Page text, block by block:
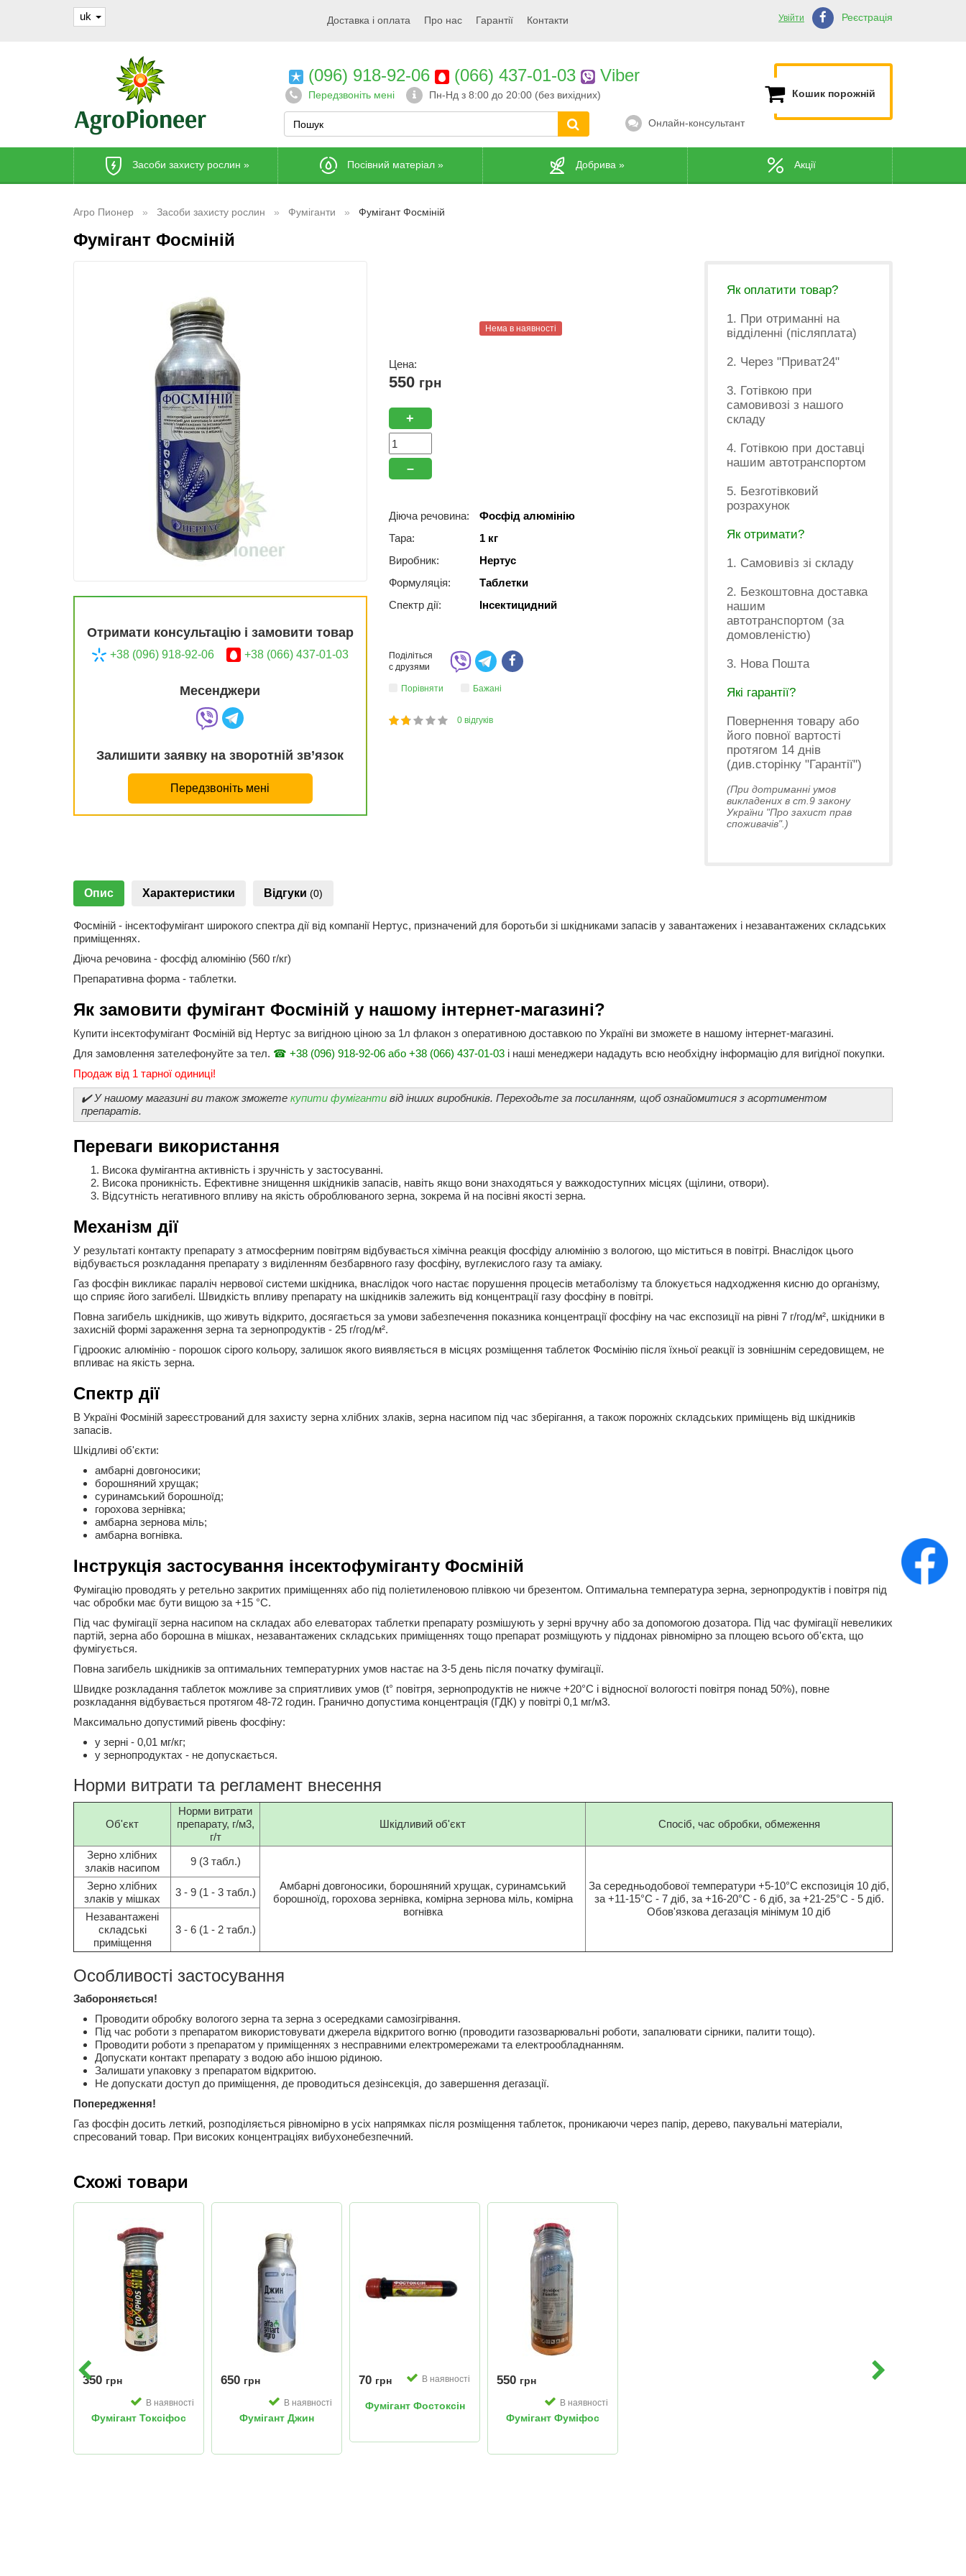
uk Увійти Реєстрація
Доставка і оплата Про нас Гарантії Контакти
(096) 918-92-06 (066) 437-01-03 Viber
Передзвоніть мені Пн-Нд з 8:00 до 20:00 (без вихідних)
Онлайн-консультант
Кошик порожній
Засоби захисту рослин » Посівний матеріал » Добрива » Акції
Агро Пионер Засоби захисту рослин Фуміганти Фумігант Фосміній
Фумігант Фосміній
Отримати консультацію і замовити товар
+38 (096) 918-92-06 +38 (066) 437-01-03
Месенджери
Залишити заявку на зворотній зв’язок
Передзвоніть мені
Нема в наявності
Цена:
550 грн
+
–
Діюча речовина:
Фосфід алюмінію
Тара:
1 кг
Виробник:
Нертус
Формуляція:
Таблетки
Спектр дії:
Інсектицидний
Поділіться
с друзями
Порівняти Бажані
33
1
2
3
4
5 0відгуків
Як оплатити товар?
1. При отриманні на
відділенні (післяплата)
2. Через "Приват24"
3. Готівкою при
самовивозі з нашого
складу
4. Готівкою при доставці
нашим автотранспортом
5. Безготівковий
розрахунок
Як отримати?
1. Самовивіз зі складу
2. Безкоштовна доставка
нашим
автотранспортом (за
домовленістю)
3. Нова Пошта
Які гарантії?
Повернення товару або
його повної вартості
протягом 14 днів
(див.сторінку "Гарантії")
(При дотриманні умов
викладених в ст.9 закону
України "Про захист прав
споживачів".)
Опис Характеристики Відгуки (0)
Фосміній - інсектофумігант широкого спектра дії від компанії Нертус, призначений для боротьби зі шкідниками запасів у завантажених і незавантажених складських
приміщеннях.
Діюча речовина - фосфід алюмінію (560 г/кг)
Препаративна форма - таблетки.
Як замовити фумігант Фосміній у нашому інтернет-магазині?
Купити інсектофумігант Фосміній від Нертус за вигідною ціною за 1л флакон з оперативною доставкою по Україні ви зможете в нашому інтернет-магазині.
Для замовлення зателефонуйте за тел. ☎ +38 (096) 918-92-06 або +38 (066) 437-01-03 і наші менеджери нададуть всю необхідну інформацію для вигідної покупки.
Продаж від 1 тарної одиниці!
✔️ У нашому магазині ви також зможете купити фуміганти від інших виробників. Переходьте за посиланням, щоб ознайомитися з асортиментом
препаратів.
Переваги використання
Висока фумігантна активність і зручність у застосуванні.
Висока проникність. Ефективне знищення шкідників запасів, навіть якщо вони знаходяться у важкодоступних місцях (щілини, отвори).
Відсутність негативного впливу на якість оброблюваного зерна, зокрема й на посівні якості зерна.
Механізм дії
У результаті контакту препарату з атмосферним повітрям відбувається хімічна реакція фосфіду алюмінію з вологою, що міститься в повітрі. Внаслідок цього
відбувається розкладання препарату з виділенням безбарвного газу фосфіну, вуглекислого газу та аміаку.
Газ фосфін викликає параліч нервової системи шкідника, внаслідок чого настає порушення процесів метаболізму та блокується надходження кисню до організму,
що сприяє його загибелі. Швидкість впливу препарату на шкідників залежить від концентрації газу фосфіну в повітрі.
Повна загибель шкідників, що живуть відкрито, досягається за умови забезпечення показника концентрації фосфіну на час експозиції на рівні 7 г/год/м², шкідники в
захисній формі зараження зерна та зернопродуктів - 25 г/год/м².
Гідроокис алюмінію - порошок сірого кольору, залишок якого виявляється в місцях розміщення таблеток Фосмінію після їхньої реакції із зовнішнім середовищем, не
впливає на якість зерна.
Спектр дії
В Україні Фосміній зареєстрований для захисту зерна хлібних злаків, зерна насипом під час зберігання, а також порожніх складських приміщень від шкідників
запасів.
Шкідливі об'єкти:
амбарні довгоносики;
борошняний хрущак;
суринамський борошноїд;
горохова зернівка;
амбарна зернова міль;
амбарна вогнівка.
Інструкція застосування інсектофуміганту Фосміній
Фумігацію проводять у ретельно закритих приміщеннях або під поліетиленовою плівкою чи брезентом. Оптимальна температура зерна, зернопродуктів і повітря під
час обробки має бути вищою за +15 °C.
Під час фумігації зерна насипом на складах або елеваторах таблетки препарату розмішують у зерні вручну або за допомогою дозатора. Під час фумігації невеликих
партій, зерна або борошна в мішках, незавантажених складських приміщеннях тощо препарат розміщують у піддонах рівномірно за площею всього об'єкта, що
фумігується.
Повна загибель шкідників за оптимальних температурних умов настає на 3-5 день після початку фумігації.
Швидке розкладання таблеток можливе за сприятливих умов (t° повітря, зернопродуктів не нижче +20°С і відносної вологості повітря понад 50%), повне
розкладання відбувається протягом 48-72 годин. Гранично допустима концентрація (ГДК) у повітрі 0,1 мг/м3.
Максимально допустимий рівень фосфіну:
у зерні - 0,01 мг/кг;
у зернопродуктах - не допускається.
Норми витрати та регламент внесення
Об'єкт
Норми витрати
препарату, г/м3,
г/т
Шкідливий об'єкт Спосіб, час обробки, обмеження
Зерно хлібних
злаків насипом
9 (3 табл.)
Амбарні довгоносики, борошняний хрущак, суринамський
борошноїд, горохова зернівка, комірна зернова міль, комірна
вогнівка
За середньодобової температури +5-10°С експозиція 10 діб,
за +11-15°С - 7 діб, за +16-20°С - 6 діб, за +21-25°С - 5 діб.
Обов'язкова дегазація мінімум 10 діб
Зерно хлібних
злаків у мішках
3 - 9 (1 - 3 табл.)
Незавантажені
складські
приміщення
3 - 6 (1 - 2 табл.)
Особливості застосування
Забороняється!
Проводити обробку вологого зерна та зерна з осередками самозігрівання.
Під час роботи з препаратом використовувати джерела відкритого вогню (проводити газозварювальні роботи, запалювати сірники, палити тощо).
Проводити роботи з препаратом у приміщеннях з несправними електромережами та електрообладнанням.
Допускати контакт препарату з водою або іншою рідиною.
Залишати упаковку з препаратом відкритою.
Не допускати доступ до приміщення, де проводиться дезінсекція, до завершення дегазації.
Попередження!
Газ фосфін досить леткий, розподіляється рівномірно в усіх напрямках після розміщення таблеток, проникаючи через папір, дерево, пакувальні матеріали,
спресований товар. При високих концентраціях вибухонебезпечний.
Схожі товари
350 грн
В наявності
Фумігант Токсіфос
650 грн
В наявності
Фумігант Джин
70 грн В наявності
Фумігант Фостоксін
550 грн
В наявності
Фумігант Фуміфос